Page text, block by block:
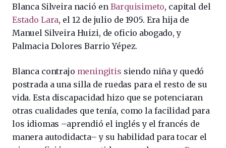
Blanca Silveira nació en Barquisimeto, capital del
Estado Lara, el 12 de julio de 1905. Era hija de
Manuel Silveira Huizi, de oficio abogado, y
Palmacia Dolores Barrio Yépez.
Blanca contrajo meningitis siendo niña y quedó
postrada a una silla de ruedas para el resto de su
vida. Esta discapacidad hizo que se potenciaran
otras cualidades que tenía, como la facilidad para
los idiomas –aprendió el inglés y el francés de
manera autodidacta– y su habilidad para tocar el